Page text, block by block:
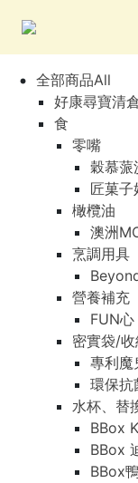
全部商品All
好康尋寶清
食
零嘴
穀慕蒎
匠菓子
橄欖油
澳洲
烹調用具
營養補充
FUN
密實袋/
專利魔
環保抗
水杯、替
BBox
BBox
BBox